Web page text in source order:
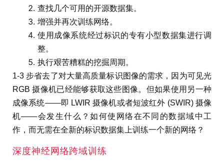
查找几个可用的开源数据集。
增强并再次训练网络。
使用成像系统经过标识的专有小型数据集进行调
整。
执行艰苦糟糕的挖掘周期。
1-3 步省去了对大量高质量标识图像的需求，因为可见光
RGB 摄像机已经能够获取这些图像。但如果使用另一种
成像系统——即 LWIR 摄像机或者短波红外 (SWIR) 摄像
机——会发生什么？如何使网络在不同的数据域中工
作，而无需在全新的标识数据集上训练一个新的网络？
深度神经网络跨域训练